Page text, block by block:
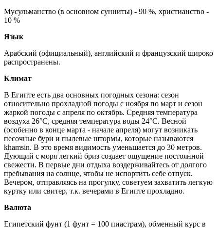
Мусульманство (в основном сунниты) - 90 %, христианство -
10 %
Язык
Арабский (официальный), английский и французский широко
распространены.
Климат
В Египте есть два основных погодных сезона: сезон
относительно прохладной погоды с ноября по март и сезон
жаркой погоды с апреля по октябрь. Средняя температура
воздуха 26°С, средняя температура воды 24°С. Весной
(особенно в конце марта - начале апреля) могут возникать
песочные бури и пылевые штормы, которые называются
khamsin. В это время видимость уменьшается до 30 метров.
Дующий с моря легкий бриз создает ощущение постоянной
свежести. В первые дни отдыха воздерживайтесь от долгого
пребывания на солнце, чтобы не испортить себе отпуск.
Вечером, отправляясь на прогулку, советуем захватить легкую
куртку или свитер, т.к. вечерами в Египте прохладно.
Валюта
Египетский фунт (1 фунт = 100 пиастрам), обменный курс в